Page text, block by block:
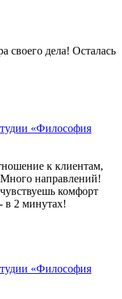
своего дела! Осталась
«Философия
к клиентам,
Много направлений!
комфорт
в 2 минутах!
«Философия